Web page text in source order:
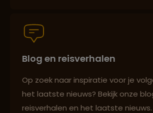
Best beoordeelde reisroutes
Reizen met oog voor mens,
Blog en reisverhalen
Op zoek naar inspiratie voor je
het laatste nieuws? Bekijk onze
reisverhalen en het laatste nieuws.